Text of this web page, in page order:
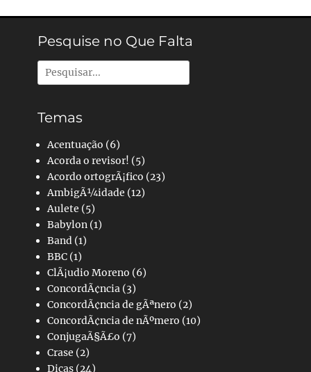
Pesquise no Que Falta
Pesquisar
por:
Temas
Acentuação (6)
Acorda o revisor! (5)
Acordo ortogrÃ¡fico (23)
AmbigÃ¼idade (12)
Aulete (5)
Babylon (1)
Band (1)
BBC (1)
ClÃ¡udio Moreno (6)
ConcordÃ¢ncia (3)
ConcordÃ¢ncia de gÃªnero (2)
ConcordÃ¢ncia de nÃºmero (10)
ConjugaÃ§Ã£o (7)
Crase (2)
Dicas (24)